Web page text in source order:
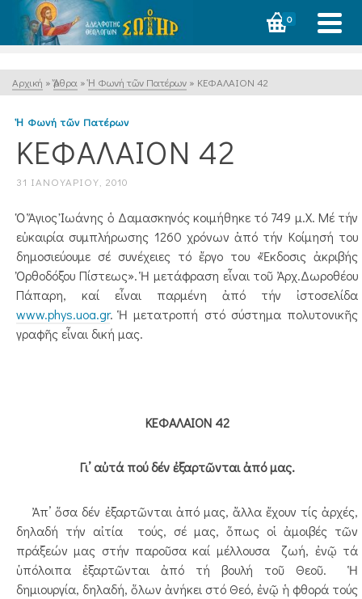
0
Αρχική » Ἄρθρα » Ἡ Φωνή τῶν Πατέρων » ΚΕΦΑΛΑΙΟΝ 42
Ἡ Φωνή τῶν Πατέρων
ΚΕΦΑΛΑΙΟΝ 42
31 ΙΑΝΟΥΑΡΊΟΥ, 2010
Ὁ Ἅγιος Ἰωάνης ὁ Δαμασκηνός κοιμήθηκε τό 749 μ.Χ. Μέ τήν
εὐκαιρία συμπλήρωσης 1260 χρόνων ἀπό τήν Κοίμησή του
δημοσιεύουμε σέ συνέχειες τό ἔργο του «Ἔκδοσις ἀκριβής
Ὀρθοδόξου Πίστεως». Ἡ μετάφραση εἶναι τοῦ Ἀρχ.Δωροθέου
Πάπαρη, καί εἶναι παρμένη ἀπό τήν ἰστοσελίδα
www.phys.uoa.gr. Ἡ μετατροπή στό σύστημα πολυτονικῆς
γραφῆς εἶναι δική μας.
ΚΕΦΑΛΑΙΟΝ 42
Γι’ αὐτά πού δέν ἐξαρτῶνται ἀπό μας.
Ἀπ’ ὅσα δέν ἐξαρτῶνται ἀπό μας, ἄλλα ἔχουν τίς ἀρχές,
δηλαδή τήν αἰτία τούς, σέ μας, ὅπως οἱ ἀμοιβές τῶν
πράξεών μας στήν παροῦσα καί μέλλουσα ζωή, ἐνῷ τά
ὑπόλοιπα ἐξαρτῶνται ἀπό τή βουλή τοῦ Θεοῦ. Ἡ
δημιουργία, δηλαδή, ὅλων ἀνήκει στό Θεό, ἐνῷ ἡ φθορά τούς